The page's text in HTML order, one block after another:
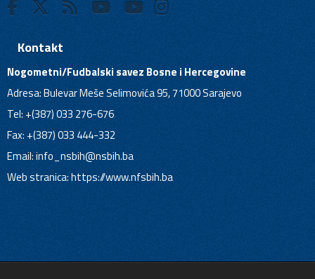
Kontakt
Nogometni/Fudbalski savez Bosne i Hercegovine
Adresa: Bulevar Meše Selimovića 95, 71000 Sarajevo
Tel: +(387) 033 276-676
Fax: +(387) 033 444-332
Email:info_nsbih@nsbih.ba
Web stranica: https://www.nfsbih.ba